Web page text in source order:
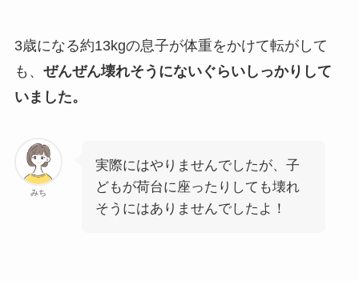
3歳になる約13kgの息子が体重をかけて転がして
も、 ぜんぜん壊れそうにないぐらいしっかりして
いました。
みち
実際にはやりませんでしたが、子
どもが荷台に座ったりしても壊れ
そうにはありませんでしたよ！